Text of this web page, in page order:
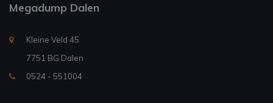
Megadump Dalen
Kleine Veld 45
7751 BG Dalen
0524 - 551004